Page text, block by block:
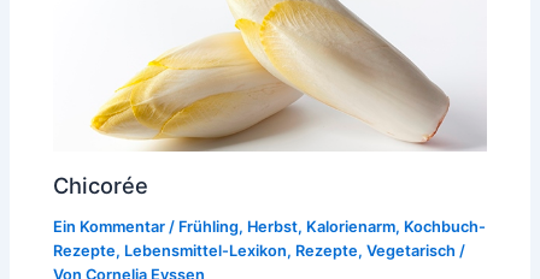
Chicorée
Ein Kommentar / Frühling, Herbst, Kalorienarm, Kochbuch-
Rezepte, Lebensmittel-Lexikon, Rezepte,Vegetarisch /
VonCornelia Eyssen